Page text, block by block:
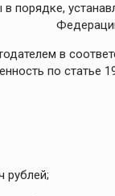
порядке,
в
по
рублей;